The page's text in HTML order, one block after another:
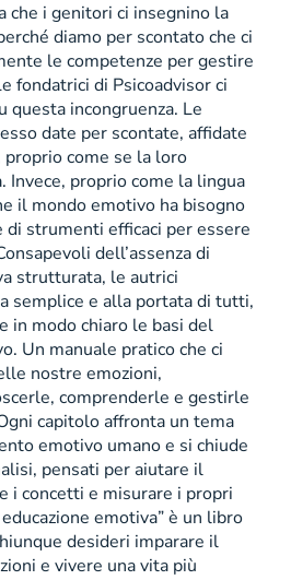
che i genitori ci insegnino la
diamo per scontato che ci
le competenze per gestire
fondatrici di Psicoadvisor ci
incongruenza. Le
date per scontate, affidate
come se la loro
Invece, proprio come la lingua
il mondo emotivo ha bisogno
di strumenti efficaci per essere
dell’assenza di
strutturata, le autrici
semplice e alla portata di tutti,
in modo chiaro le basi del
Un manuale pratico che ci
nostre emozioni,
comprenderle e gestirle
capitolo affronta un tema
emotivo umano e si chiude
pensati per aiutare il
i concetti e misurare i propri
emotiva” è un libro
desideri imparare il
e vivere una vita più